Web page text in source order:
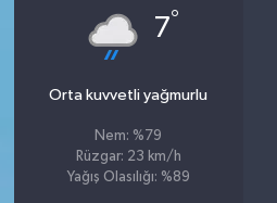
7°
Orta kuvvetli yağmurlu
Nem: %79
Rüzgar: 23 km/h
Yağış Olasılığı: %89